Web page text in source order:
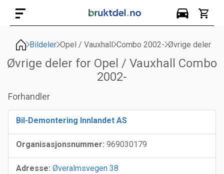
Bildeler Opel / Vauxhall Combo 2002- Øvrige deler
Øvrige deler for Opel / Vauxhall Combo
2002-
Forhandler
Bil-Demontering Innlandet AS
Organisasjonsnummer: 969030179
Adresse: Øveralmsvegen 38